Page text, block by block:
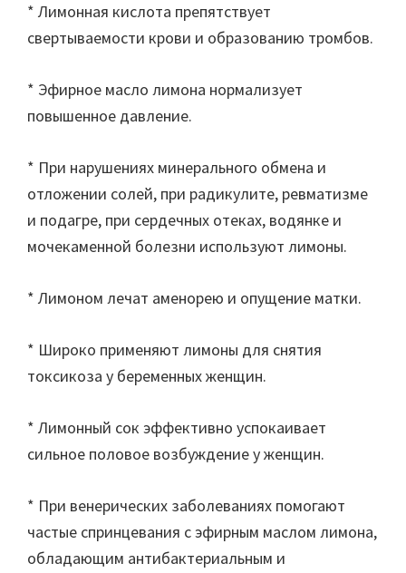
* Лимонная кислота препятствует
свертываемости крови и образованию тромбов.
* Эфирное масло лимона нормализует
повышенное давление.
* При нарушениях минерального обмена и
отложении солей, при радикулите, ревматизме
и подагре, при сердечных отеках, водянке и
мочекаменной болезни используют лимоны.
* Лимоном лечат аменорею и опущение матки.
* Широко применяют лимоны для снятия
токсикоза у беременных женщин.
* Лимонный сок эффективно успокаивает
сильное половое возбуждение у женщин.
* При венерических заболеваниях помогают
частые спринцевания с эфирным маслом лимона,
обладающим антибактериальным и